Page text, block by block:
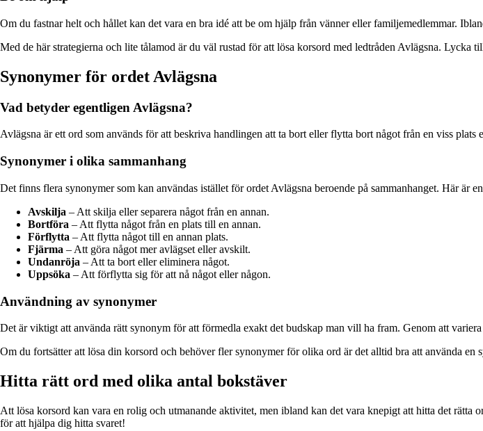
Om du fastnar helt och hållet kan det vara en bra idé att be om hjälp från vänner eller familjemedlemmar.
Med de här strategierna och lite tålamod är du väl rustad för att lösa korsord med ledtråden Avlägsna. Lycka
Synonymer för ordet Avlägsna
Vad betyder egentligen Avlägsna?
Avlägsna är ett ord som används för att beskriva handlingen att ta bort eller flytta bort något från en viss
Synonymer i olika sammanhang
Det finns flera synonymer som kan användas istället för ordet Avlägsna beroende på sammanhanget. Här är
Avskilja – Att skilja eller separera något från en annan.
Bortföra – Att flytta något från en plats till en annan.
Förflytta – Att flytta något till en annan plats.
Fjärma – Att göra något mer avlägset eller avskilt.
Undanröja – Att ta bort eller eliminera något.
Uppsöka – Att förflytta sig för att nå något eller någon.
Användning av synonymer
Det är viktigt att använda rätt synonym för att förmedla exakt det budskap man vill ha fram. Genom att
Om du fortsätter att lösa din korsord och behöver fler synonymer för olika ord är det alltid bra att använda en
Hitta rätt ord med olika antal bokstäver
Att lösa korsord kan vara en rolig och utmanande aktivitet, men ibland kan det vara knepigt att hitta det
för att hjälpa dig hitta svaret!